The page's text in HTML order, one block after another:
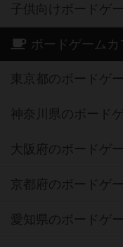
子供向けボードゲ
ボードゲームカ
東京都のボードゲ
神奈川県のボード
大阪府のボードゲ
京都府のボードゲ
愛知県のボードゲ